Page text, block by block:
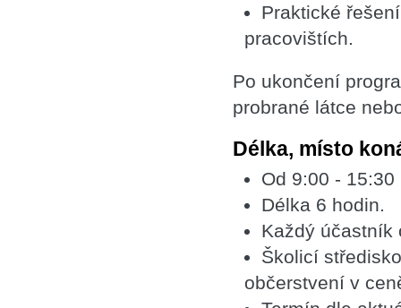
Praktické
pracovištích.
Po ukončení
probrané látce
Délka, místo
Od 9:00 -
Délka 6 hodin.
Každý účastník
Školicí
občerstvení v